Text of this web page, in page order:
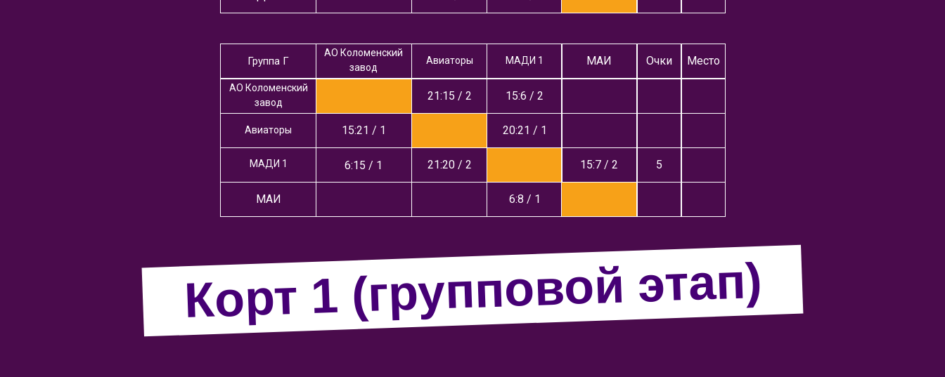
Группа Г
АО Коломенский
завод
Авиаторы МАДИ 1 МАИ
АО Коломенский
завод
15:6 / 2
Авиаторы 15:21 / 1
МАДИ 1 6:15 / 1 21:20 / 2
МАИ
21:15 / 2
6:8 / 1
20:21 / 1
15:7 / 2
Очки Место
5
Корт 1 (групповой этап)